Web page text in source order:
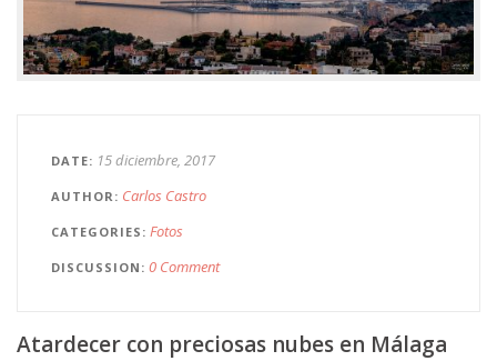
DATE 15 diciembre, 2017
AUTHOR Carlos Castro
CATEGORIES Fotos
DISCUSSION 0 Comment
Atardecer con preciosas nubes en Málaga